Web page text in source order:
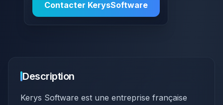
Contacter KerysSoftware
Description
Kerys Software est une entreprise française